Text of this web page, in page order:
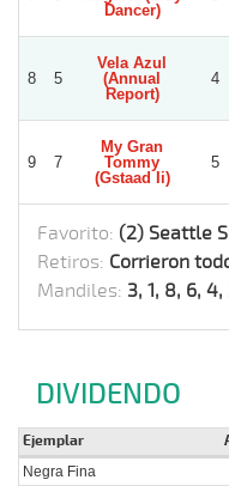
Dancer)
8 5
Vela Azul
(Annual
Report)
4
9 7
My Gran
Tommy
(Gstaad Ii)
5
Favorito: (2) Seattle
Retiros: Corrieron
Mandiles: 3, 1, 8, 6, 4,
DIVIDENDO
Ejemplar
Negra Fina